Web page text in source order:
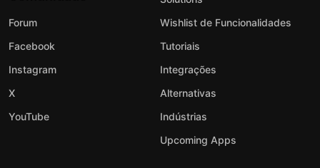
Forum
Facebook
Instagram
X
YouTube
Wishlist de Funcionalidades
Tutoriais
Integrações
Alternativas
Indústrias
Upcoming Apps